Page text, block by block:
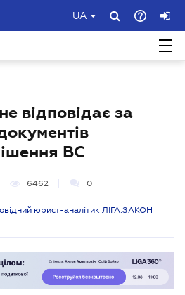
UA
відповідає за
ВС
6462 0
юрист-аналітик ЛІГА:ЗАКОН